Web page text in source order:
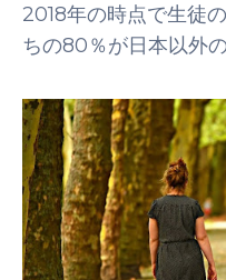
2018年の時点で生徒
ちの80％が日本以外